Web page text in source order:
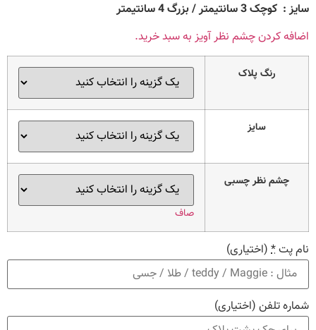
تومان ۴۲۹,۰۰۰
through
سایز : کوچک 3 سانتیمتر / بزرگ 4 سانتیمتر
اضافه کردن چشم نظر آویز به سبد خرید.
رنگ پلاک
سایز
چشم نظر چسبی
صاف
نام پت* (اختیاری)
شماره تلفن (اختیاری)